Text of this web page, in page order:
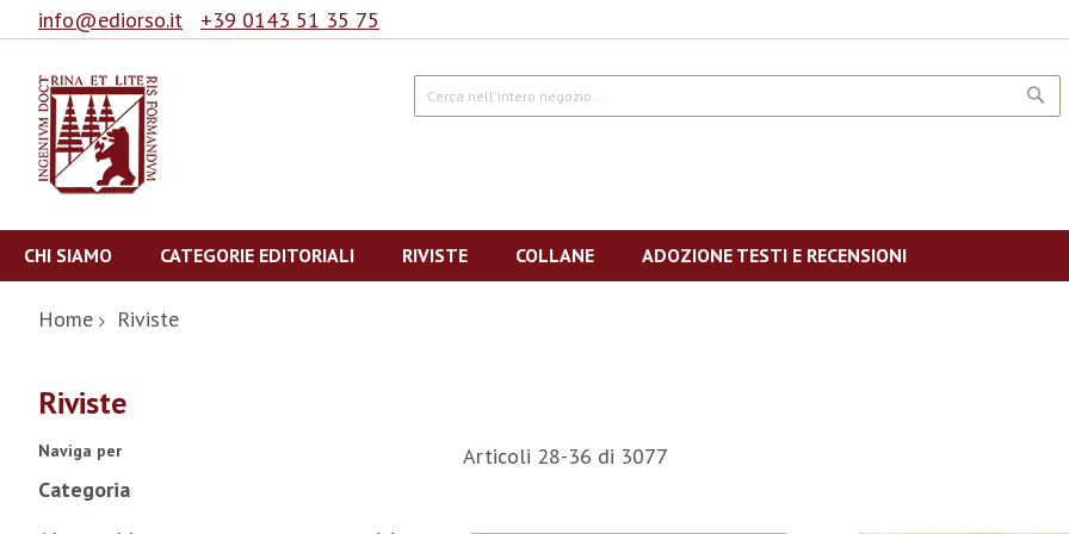
info@ediorso.it +39 0143 51 35 75
Cerca
al
contenuto
CHI SIAMO CATEGORIE EDITORIALI RIVISTE COLLANE ADOZIONE TESTI E RECENSIONI
Home Riviste
Riviste
Articoli 28-36 di 3077
Naviga per
Categoria